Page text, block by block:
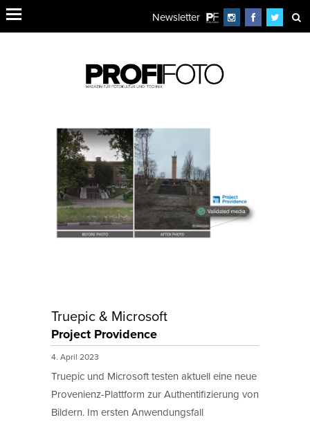
Newsletter
Truepic & Microsoft
Project Providence
4. April 2023
Truepic und Microsoft testen aktuell eine neue
Provenienz-Plattform zur Authentifizierung von
Bildern. Im ersten Anwendungsfall